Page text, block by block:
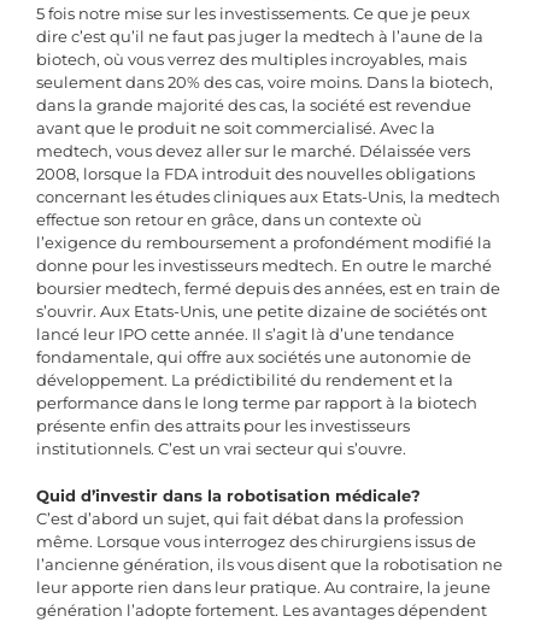
5 fois notre mise sur les investissements. Ce que je peux
dire c’est qu’il ne faut pas juger la medtech à l’aune de la
biotech, où vous verrez des multiples incroyables, mais
seulement dans 20% des cas, voire moins. Dans la biotech,
dans la grande majorité des cas, la société est revendue
avant que le produit ne soit commercialisé. Avec la
medtech, vous devez aller sur le marché. Délaissée vers
2008, lorsque la FDA introduit des nouvelles obligations
concernant les études cliniques aux Etats-Unis, la medtech
effectue son retour en grâce, dans un contexte où
l’exigence du remboursement a profondément modifié la
donne pour les investisseurs medtech. En outre le marché
boursier medtech, fermé depuis des années, est en train de
s’ouvrir. Aux Etats-Unis, une petite dizaine de sociétés ont
lancé leur IPO cette année. Il s’agit là d’une tendance
fondamentale, qui offre aux sociétés une autonomie de
développement. La prédictibilité du rendement et la
performance dans le long terme par rapport à la biotech
présente enfin des attraits pour les investisseurs
institutionnels. C’est un vrai secteur qui s’ouvre.
Quid d’investir dans la robotisation médicale?
C’est d’abord un sujet, qui fait débat dans la profession
même. Lorsque vous interrogez des chirurgiens issus de
l’ancienne génération, ils vous disent que la robotisation ne
leur apporte rien dans leur pratique. Au contraire, la jeune
génération l’adopte fortement. Les avantages dépendent